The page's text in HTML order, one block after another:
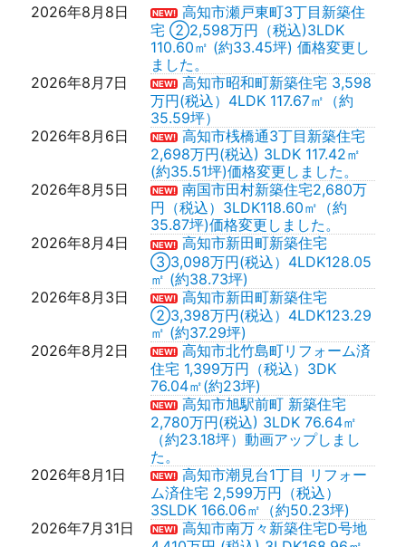
2026年6月23日
高知市鴨部 新築住宅 ⑨3,298万
円(税込）4LDK 138.66㎡（約
41.94坪）価格変更しました。
高知市鴨部 新築住宅 ⑧ 3,098万
円(税込）4LDK 138.91㎡（約
42.02坪）価格変更しました。
高知市百石町3丁目⑪ 新築住宅
2,798万円(税込）4LDK 117.18㎡
(約35.44坪) 価格変更しました。
高知市介良売地 1,800万円 3.3㎡
＠29.88万円 199.2㎡（約60.25
坪）
高知市大津乙 中古住宅 1,280万円
（税込）4LDK 76.87㎡（約23.25
坪）価格変更しました。
2026年8月8日 NEW!
高知市瀬戸東町3丁目新築住
宅 ②2,598万円（税込)3LDK
110.60㎡ (約33.45坪) 価格変更し
ました。
2026年8月7日
NEW!
高知市昭和町新築住宅 3,598
万円(税込）4LDK 117.67㎡（約
35.59坪）
2026年8月6日
NEW!
高知市桟橋通3丁目新築住宅
2,698万円(税込) 3LDK 117.42㎡
(約35.51坪)価格変更しました。
2026年8月5日
NEW!
南国市田村新築住宅2,680万
円（税込）3LDK118.60㎡（約
35.87坪)価格変更しました。
2026年8月4日
NEW!
高知市新田町新築住宅
③3,098万円(税込）4LDK128.05
㎡ (約38.73坪)
2026年8月3日
NEW!
高知市新田町新築住宅
②3,398万円(税込）4LDK123.29
㎡ (約37.29坪)
2026年8月2日
NEW!
高知市北竹島町リフォーム済
住宅 1,399万円（税込）3DK
76.04㎡(約23坪)
NEW!
高知市旭駅前町 新築住宅
2,780万円(税込) 3LDK 76.64㎡
（約23.18坪）動画アップしまし
た。
2026年8月1日
NEW!
高知市潮見台1丁目 リフォー
ム済住宅 2,599万円（税込）
3SLDK 166.06㎡（約50.23坪)
2026年7月31日
NEW!
高知市南万々新築住宅D号地